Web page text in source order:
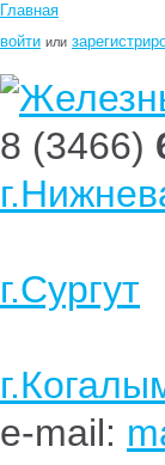
Главная
войти или
8 (3466)
г.Сургут
e-mail: